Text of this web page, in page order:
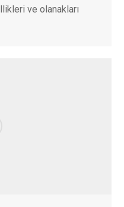
ve olanakları